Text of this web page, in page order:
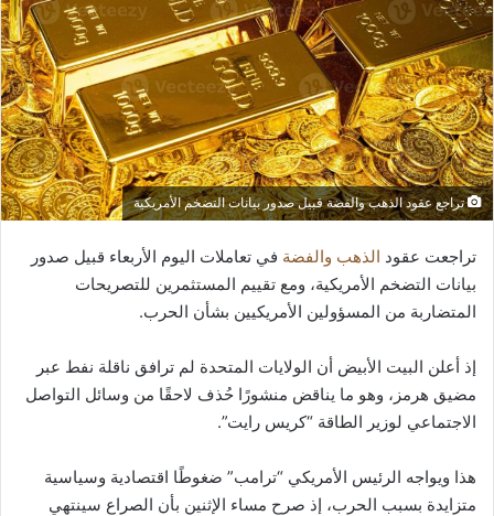
تراجع عقود الذهب والفضة قبيل صدور بيانات التضخم الأمريكية
تراجعت عقود الذهب والفضة في تعاملات اليوم الأربعاء قبيل صدور
بيانات التضخم الأمريكية، ومع تقييم المستثمرين للتصريحات
المتضاربة من المسؤولين الأمريكيين بشأن الحرب.
إذ أعلن البيت الأبيض أن الولايات المتحدة لم ترافق ناقلة نفط عبر
مضيق هرمز، وهو ما يناقض منشورًا حُذف لاحقًا من وسائل التواصل
الاجتماعي لوزير الطاقة “كريس رايت”.
هذا ويواجه الرئيس الأمريكي “ترامب” ضغوطًا اقتصادية وسياسية
متزايدة بسبب الحرب، إذ صرح مساء الإثنين بأن الصراع سينتهي